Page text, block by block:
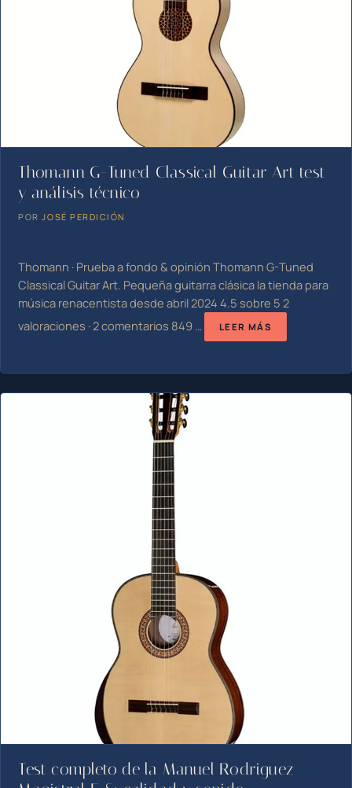
Thomann G-Tuned Classical Guitar Art test
y análisis técnico
PORJOSÉ PERDICIÓN
Thomann · Prueba a fondo & opinión Thomann G-Tuned
Classical Guitar Art. Pequeña guitarra clásica la tienda para
música renacentista desde abril 2024 4.5 sobre 5 2
valoraciones · 2 comentarios 849 …
LEER MÁS
Test completo de la Manuel Rodriguez